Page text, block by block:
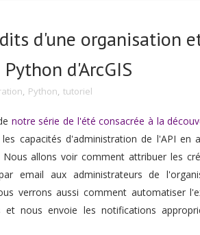
d'une organisation
d'ArcGIS
, Python, tutoriel
notre série de l'été consacrée à la
capacités d'administration de l'API en
Nous allons voir comment attribuer les
email aux administrateurs de
verrons aussi comment automatiser
nous envoie les notifications